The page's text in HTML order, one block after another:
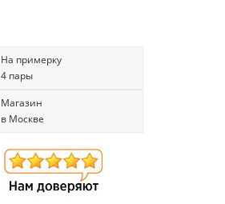
На примерку
4 пары
Магазин
в Москве